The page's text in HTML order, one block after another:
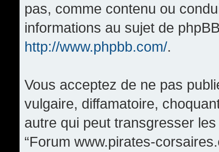
pas, comme contenu ou
informations au sujet de
http://www.phpbb.com/.
Vous acceptez de ne pas
vulgaire, diffamatoire,
autre qui peut transgresser
“Forum www.pirates-